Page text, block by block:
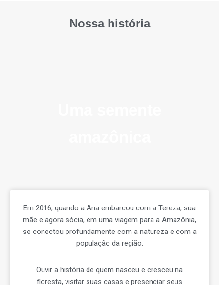
Nossa história
Em 2016, quando a Ana embarcou com a Tereza, sua
mãe e agora sócia, em uma viagem para a Amazônia,
se conectou profundamente com a natureza e com a
população da região.
Ouvir a história de quem nasceu e cresceu na
floresta, visitar suas casas e presenciar seus